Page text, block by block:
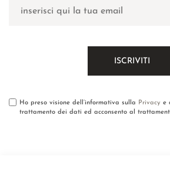
Ho preso visione dell’informativa sulla Privacy e
trattamento dei dati ed acconsento al